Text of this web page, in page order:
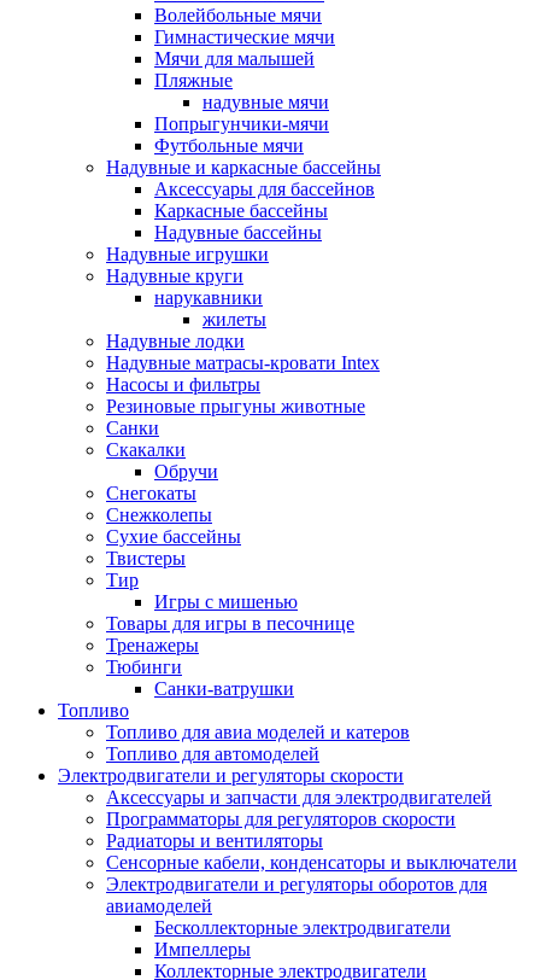
Волейбольные мячи
Гимнастические мячи
Мячи для малышей
Пляжные
надувные мячи
Попрыгунчики-мячи
Футбольные мячи
Надувные и каркасные бассейны
Аксессуары для бассейнов
Каркасные бассейны
Надувные бассейны
Надувные игрушки
Надувные круги
нарукавники
жилеты
Надувные лодки
Надувные матрасы-кровати Intex
Насосы и фильтры
Резиновые прыгуны животные
Санки
Скакалки
Обручи
Снегокаты
Снежколепы
Сухие бассейны
Твистеры
Тир
Игры с мишенью
Товары для игры в песочнице
Тренажеры
Тюбинги
Санки-ватрушки
Топливо
Топливо для авиа моделей и катеров
Топливо для автомоделей
Электродвигатели и регуляторы скорости
Аксессуары и запчасти для электродвигателей
Программаторы для регуляторов скорости
Радиаторы и вентиляторы
Сенсорные кабели, конденсаторы и выключатели
Электродвигатели и регуляторы оборотов для
авиамоделей
Бесколлекторные электродвигатели
Импеллеры
Коллекторные электродвигатели